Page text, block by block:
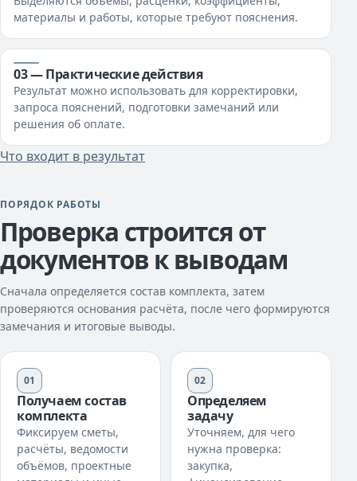
материалы и работы, которые требуют пояснения.
03 — Практические действия
Результат можно использовать для корректировки,
запроса пояснений, подготовки замечаний или
решения об оплате.
Что входит в результат
ПОРЯДОК РАБОТЫ
Проверка строится от
документов к выводам
Сначала определяется состав комплекта, затем
проверяются основания расчёта, после чего формируются
замечания и итоговые выводы.
01
Получаем состав
комплекта
Фиксируем сметы,
расчёты, ведомости
объёмов, проектные
02
Определяем
задачу
Уточняем, для чего
нужна проверка:
закупка,